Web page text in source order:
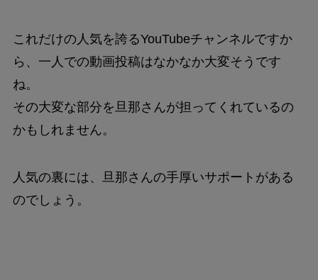
これだけの人気を誇るYouTubeチャンネルですか
ら、一人での動画投稿はなかなか大変そうです
ね。
その大変な部分を旦那さんが担ってくれているの
かもしれません。
人気の裏には、旦那さんの手厚いサポートがある
のでしょう。